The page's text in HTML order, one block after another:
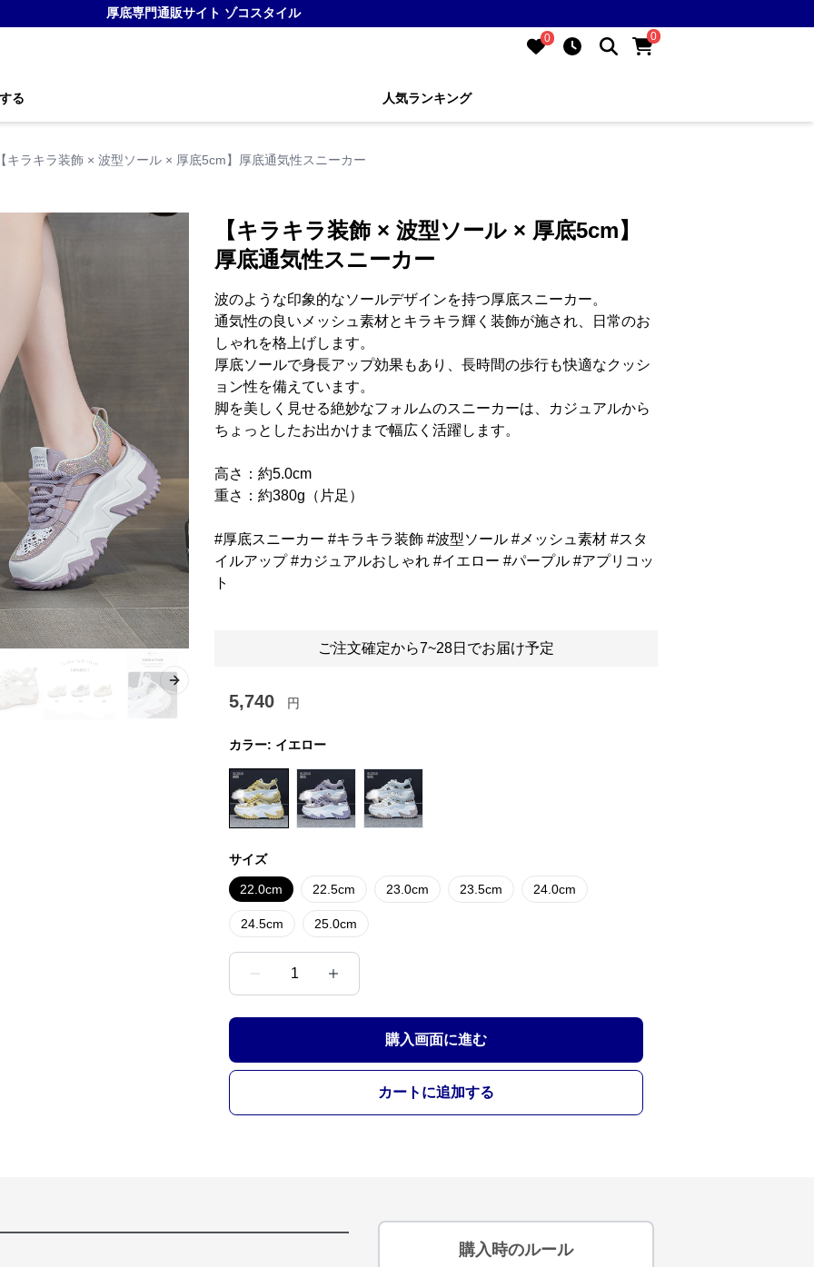
厚底専門通販サイト ゾコスタイル
0 0
る 人気ランキング
【キラキラ装飾 × 波型ソール × 厚底5cm】厚底通気性スニーカー
Next slide
【キラキラ装飾 × 波型ソール × 厚底5cm】
厚底通気性スニーカー
波のような印象的なソールデザインを持つ厚底スニーカー。
通気性の良いメッシュ素材とキラキラ輝く装飾が施され、日常のお
しゃれを格上げします。
厚底ソールで身長アップ効果もあり、長時間の歩行も快適なクッシ
ョン性を備えています。
脚を美しく見せる絶妙なフォルムのスニーカーは、カジュアルから
ちょっとしたお出かけまで幅広く活躍します。
高さ：約5.0cm
重さ：約380g（片足）
#厚底スニーカー #キラキラ装飾 #波型ソール #メッシュ素材 #スタ
イルアップ #カジュアルおしゃれ #イエロー #パープル #アプリコッ
ト
ご注文確定から7~28日でお届け予定
5,740 円
カラー: イエロー
サイズ
22.0cm 22.5cm 23.0cm 23.5cm 24.0cm
24.5cm 25.0cm
1
購入画面に進む
カートに追加する
購入時のルール